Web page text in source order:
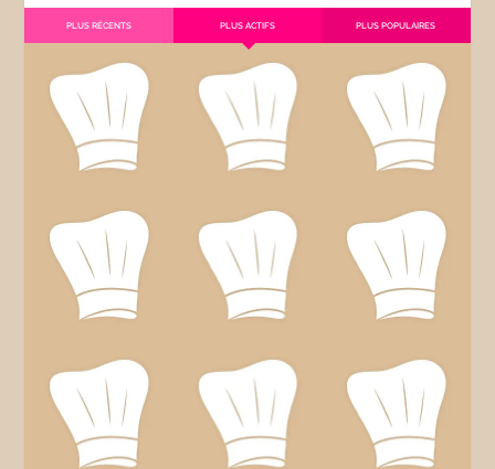
PLUS RÉCENTS PLUS ACTIFS PLUS POPULAIRES